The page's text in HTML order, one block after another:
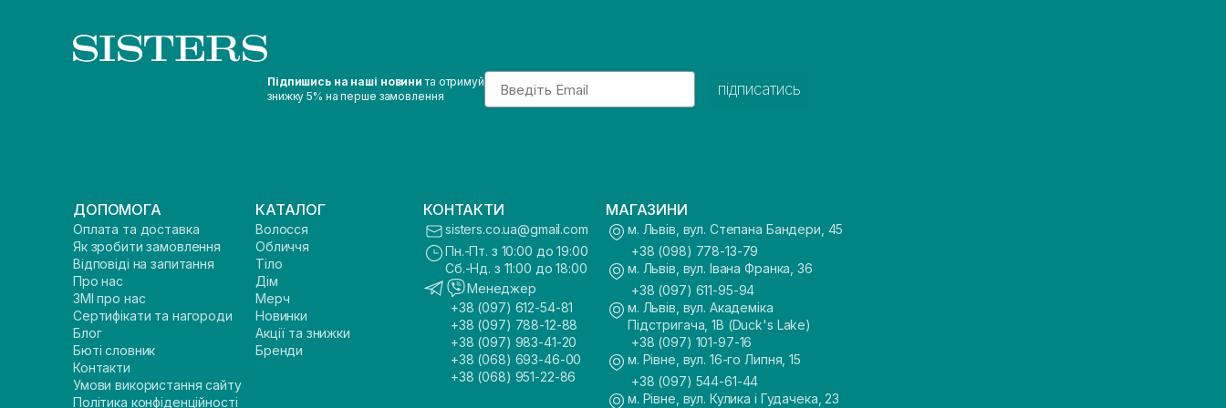
Підпишись на наші новини та отримуй
знижку 5% на перше замовлення
Email
підписатись
ДОПОМОГА
Оплата та доставка
Як зробити замовлення
Відповіді на запитання
Про нас
ЗМІ про нас
Сертифікати та нагороди
Блог
Бюті словник
Контакти
Умови використання сайту
Політика конфіденційності
КАТАЛОГ
Волосся
Обличчя
Тіло
Дім
Мерч
Новинки
Акції та знижки
Бренди
КОНТАКТИ
sisters.co.ua@gmail.com
Пн.-Пт. з 10:00 до 19:00
Сб.-Нд. з 11:00 до 18:00
Менеджер
+38 (097) 612-54-81
+38 (097) 788-12-88
+38 (097) 983-41-20
+38 (068) 693-46-00
+38 (068) 951-22-86
МАГАЗИНИ
м. Львів, вул. Степана Бандери, 45
+38 (098) 778-13-79
м. Львів, вул. Івана Франка, 36
+38 (097) 611-95-94
м. Львів, вул. Академіка
Підстригача, 1В (Duck's Lake)
+38 (097) 101-97-16
м. Рівне, вул. 16-го Липня, 15
+38 (097) 544-61-44
м. Рівне, вул. Кулика і Гудачека, 23